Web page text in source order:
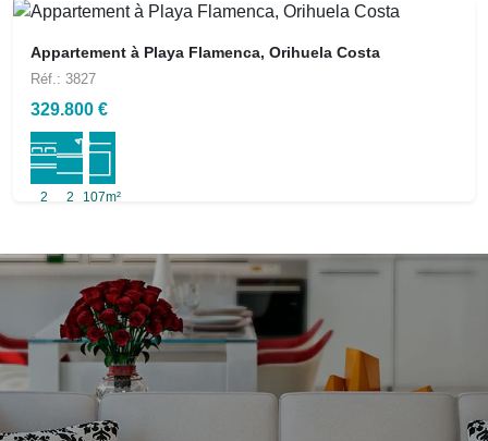
Appartement à Playa Flamenca, Orihuela Costa
Réf.: 3827
329.800 €
2 2 107m²